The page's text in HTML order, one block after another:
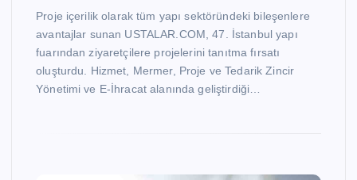
Proje içerilik olarak tüm yapı sektöründeki bileşenlere
avantajlar sunan USTALAR.COM, 47. İstanbul yapı
fuarından ziyaretçilere projelerini tanıtma fırsatı
oluşturdu. Hizmet, Mermer, Proje ve Tedarik Zincir
Yönetimi ve E-İhracat alanında geliştirdiği…